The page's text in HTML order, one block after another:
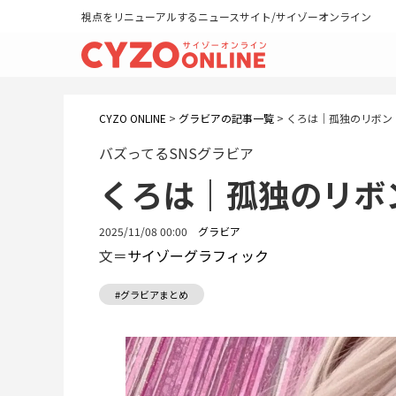
視点をリニューアルするニュースサイト/サイゾーオンライン
CYZO ONLINE > グラビアの記事一覧 > くろは｜孤独のリボン
バズってるSNSグラビア
くろは｜孤独のリボ
2025/11/08 00:00 グラビア
文＝サイゾーグラフィック
#グラビアまとめ